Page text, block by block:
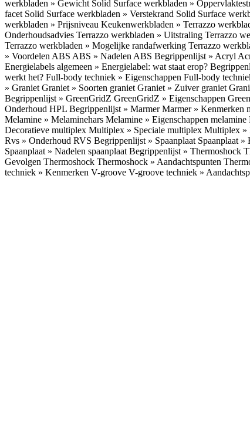
werkbladen » Gewicht Solid Surface werkbladen »
facet Solid Surface werkbladen » Verstekrand Solid Surface
werkbladen » Prijsniveau Keukenwerkbladen » Terrazzo
Onderhoudsadvies Terrazzo werkbladen » Uitstraling Terrazzo
Terrazzo werkbladen » Mogelijke randafwerking Terrazzo
» Voordelen ABS ABS » Nadelen ABS Begrippenlijst » Acryl
Energielabels algemeen » Energielabel: wat staat erop?
werkt het? Full-body techniek » Eigenschappen Full-body
» Graniet Graniet » Soorten graniet Graniet » Zuiver graniet
Begrippenlijst » GreenGridZ GreenGridZ » Eigenschappen
Onderhoud HPL Begrippenlijst » MarmerMarmer » Kenmerken
Melamine » Melaminehars Melamine » Eigenschappen melamine
Decoratieve multiplex Multiplex » Speciale multiplex Multiplex »
Rvs » Onderhoud RVS Begrippenlijst » Spaanplaat Spaanplaat »
Spaanplaat » Nadelen spaanplaat Begrippenlijst » Thermoshock
Gevolgen Thermoshock Thermoshock » Aandachtspunten
techniek » Kenmerken V-groove V-groove techniek »